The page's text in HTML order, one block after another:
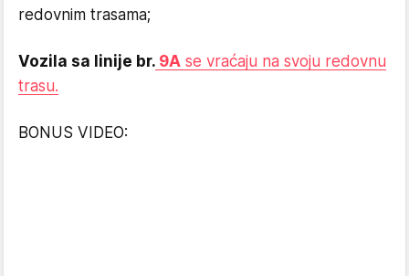
redovnim trasama;
Vozila sa linije br. 9A se vraćaju na svoju redovnu
trasu.
BONUS VIDEO: